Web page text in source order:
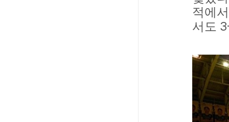
적에
서도